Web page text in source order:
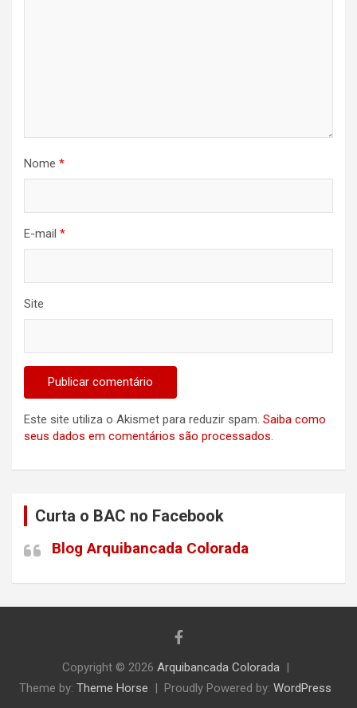
Nome *
E-mail *
Site
Este site utiliza o Akismet para reduzir spam. Saiba como
seus dados em comentários são processados.
Curta o BAC no Facebook
Blog Arquibancada Colorada
Copyright © 2026 Arquibancada Colorada
Theme by: Theme Horse Proudly Powered by: WordPress